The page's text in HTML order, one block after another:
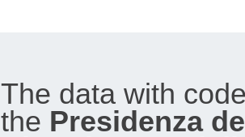
The data with
the Presidenza